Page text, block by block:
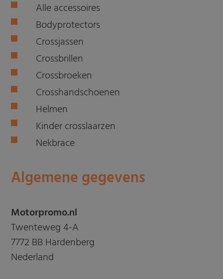
Alle accessoires
Bodyprotectors
Crossjassen
Crossbrillen
Crossbroeken
Crosshandschoenen
Helmen
Kinder crosslaarzen
Nekbrace
Algemene gegevens
Motorpromo.nl
Twenteweg 4-A
7772 BB Hardenberg
Nederland